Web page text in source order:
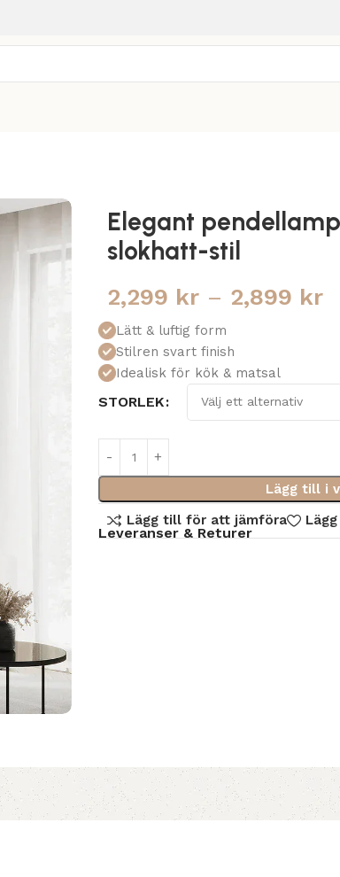
Elegant
slokhatt-stil
2,299 kr – 2,899 kr
Lätt & luftig form
Stilren svart finish
Idealisk för kök & matsal
STORLEK
Lägg till i
Lägg till för att jämföra
Leveranser & Returer